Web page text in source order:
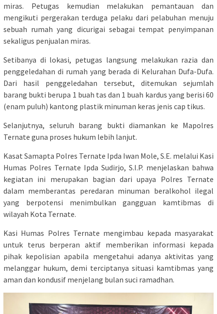
miras. Petugas kemudian melakukan pemantauan dan
mengikuti pergerakan terduga pelaku dari pelabuhan menuju
sebuah rumah yang dicurigai sebagai tempat penyimpanan
sekaligus penjualan miras.
Setibanya di lokasi, petugas langsung melakukan razia dan
penggeledahan di rumah yang berada di Kelurahan Dufa-Dufa.
Dari hasil penggeledahan tersebut, ditemukan sejumlah
barang bukti berupa 1 buah tas dan 1 buah kardus yang berisi 60
(enam puluh) kantong plastik minuman keras jenis cap tikus.
Selanjutnya, seluruh barang bukti diamankan ke Mapolres
Ternate guna proses hukum lebih lanjut.
Kasat Samapta Polres Ternate Ipda Iwan Mole, S.E. melalui Kasi
Humas Polres Ternate Ipda Sudirjo, S.I.P. menjelaskan bahwa
kegiatan ini merupakan bagian dari upaya Polres Ternate
dalam memberantas peredaran minuman beralkohol ilegal
yang berpotensi menimbulkan gangguan kamtibmas di
wilayah Kota Ternate.
Kasi Humas Polres Ternate mengimbau kepada masyarakat
untuk terus berperan aktif memberikan informasi kepada
pihak kepolisian apabila mengetahui adanya aktivitas yang
melanggar hukum, demi terciptanya situasi kamtibmas yang
aman dan kondusif menjelang bulan suci ramadhan.